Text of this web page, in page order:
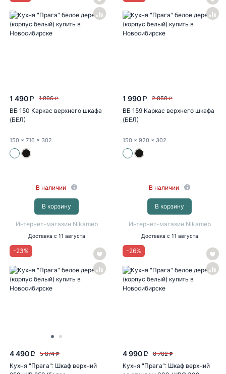
1 490 P 1 906 P
ВБ 150 Каркас верхнего шкафа
(БЕЛ)
150 x 716 x 302
В наличии
В корзину
Интернет-магазин Nikameb
Доставка с 11 августа
1 990 P 2 850 P
ВБ 159 Каркас верхнего шкафа
(БЕЛ)
150 x 920 x 302
В наличии
В корзину
Интернет-магазин Nikameb
Доставка с 11 августа
-23%
4 490 P 5 874 P
Кухня "Прага": Шкаф верхний
-26%
4 990 P 6 762 P
Кухня "Прага": Шкаф верхний